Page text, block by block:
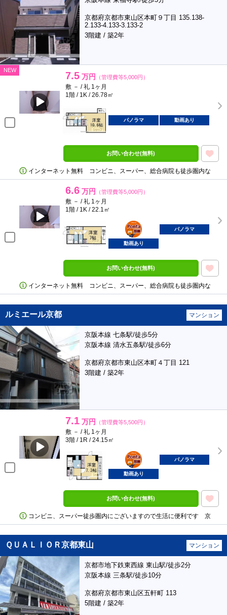
京都府京都市東山区本町９丁目 135.138-
2.133-4.133-3.133-2
3階建 / 築2年
NEW 7.5 万円 （管理費等5,000円）
敷 － / 礼 1ヶ月
1階 / 1K / 26.78㎡
パノラマ 動画あり
お問い合わせ(無料)
インターネット無料 コンビニ、スーパー、総合病院も徒歩圏内な
6.6 万円 （管理費等5,000円）
敷 － / 礼 1ヶ月
1階 / 1K / 22.1㎡
ポンタ
部屋
パノラマ
動画あり
お問い合わせ(無料)
インターネット無料 コンビニ、スーパー、総合病院も徒歩圏内な
ルミエール京都 マンション
京阪本線 七条駅/徒歩5分
京阪本線 清水五条駅/徒歩6分
京都府京都市東山区本町４丁目 121
3階建 / 築2年
7.1 万円 （管理費等5,500円）
敷 － / 礼 1ヶ月
3階 / 1R / 24.15㎡
ポンタ
部屋
パノラマ
動画あり
お問い合わせ(無料)
コンビニ、スーパー徒歩圏内にございますので生活に便利です 京
ＱＵＡＬＩＯＲ京都東山 マンション
京都市地下鉄東西線 東山駅/徒歩2分
京阪本線 三条駅/徒歩10分
京都府京都市東山区五軒町 113
5階建 / 築2年